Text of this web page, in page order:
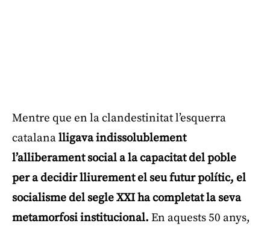
Mentre que en la clandestinitat l’esquerra
catalanalligava indissolublement
l’alliberament social a la capacitat del poble
per a decidir lliurement el seu futur polític, el
socialisme del segle XXI ha completat la seva
metamorfosi institucional. En aquests 50 anys,